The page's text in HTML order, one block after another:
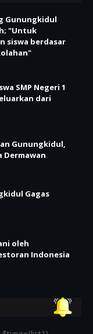
Gunungkidul
"Untuk
siswa berdasar
SMP Negeri 1
dari
Gunungkidul,
Dermawan
Gagas
oleh
Indonesia